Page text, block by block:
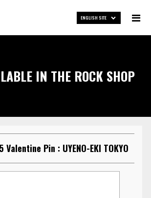
ENGLISH SITE
IN THE ROCK SHOP
Valentine Pin : UYENO-EKI TOKYO